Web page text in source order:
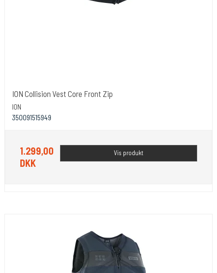
ION Collision Vest Core Front Zip
ION
350091515949
1.299,00
DKK
Vis produkt